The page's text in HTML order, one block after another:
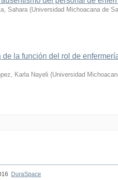
Sahara (Universidad Michoacana de
de la función del rol de
Karla Nayeli (Universidad
DuraSpace